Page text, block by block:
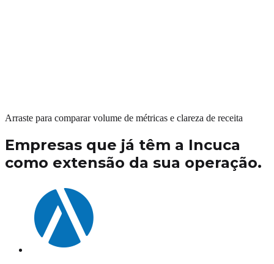
Arraste para comparar volume de métricas e clareza de receita
Empresas que já têm a Incuca
como extensão da sua operação.